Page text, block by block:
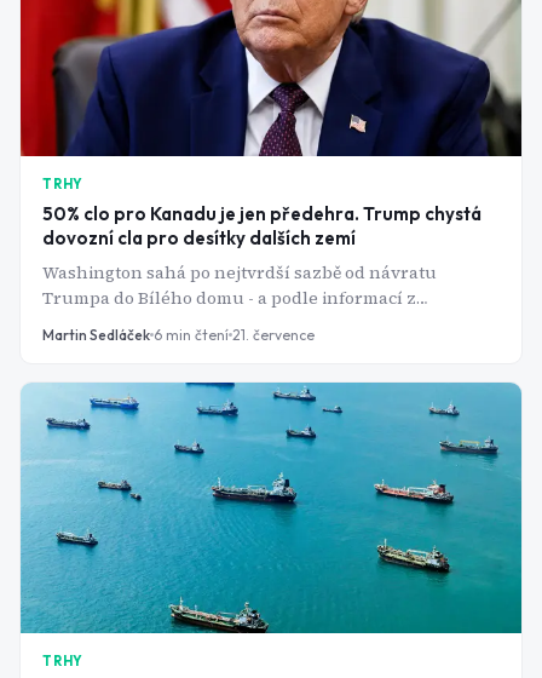
TRHY
50% clo pro Kanadu je jen předehra. Trump chystá
dovozní cla pro desítky dalších zemí
Washington sahá po nejtvrdší sazbě od návratu
Trumpa do Bílého domu - a podle informací z
Washingtonu jde jen o první krok. Chystají se totiž i cla
Martin Sedláček 6 min čtení 21. července
TRHY